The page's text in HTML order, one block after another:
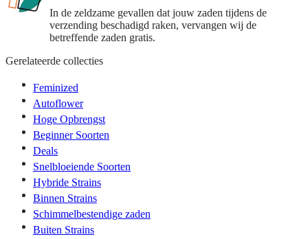
In de zeldzame gevallen dat jouw zaden tijdens de
verzending beschadigd raken, vervangen wij de
betreffende zaden gratis.
Gerelateerde collecties
Feminized
Autoflower
Hoge Opbrengst
Beginner Soorten
Deals
Snelbloeiende Soorten
Hybride Strains
Binnen Strains
Schimmelbestendige zaden
Buiten Strains